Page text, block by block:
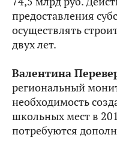
предоставления
осуществлять
двух лет.
Валентина
региональный
необходимость
школьных мест в
потребуются